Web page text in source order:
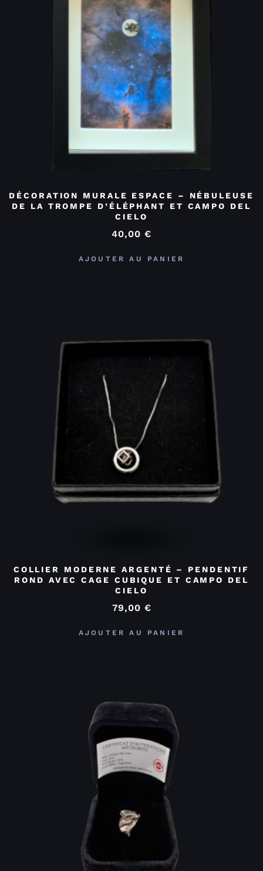
DÉCORATION MURALE ESPACE – NÉBULEUSE
DE LA TROMPE D’ÉLÉPHANT ET CAMPO DEL
CIELO
40,00 €
AJOUTER AU PANIER
COLLIER MODERNE ARGENTÉ – PENDENTIF
ROND AVEC CAGE CUBIQUE ET CAMPO DEL
CIELO
79,00 €
AJOUTER AU PANIER